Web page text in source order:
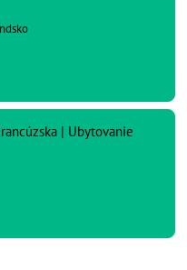
| Ubytovanie